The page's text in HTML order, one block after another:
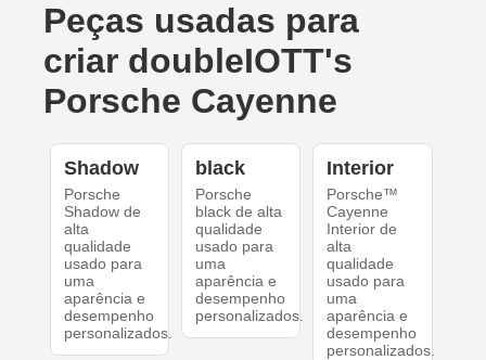
Peças usadas para
criar doubleIOTT's
Porsche Cayenne
Shadow
Porsche
Shadow de
alta
qualidade
usado para
uma
aparência e
desempenho
personalizados.
black
Porsche
black de alta
qualidade
usado para
uma
aparência e
desempenho
personalizados.
Interior
Porsche™
Cayenne
Interior de
alta
qualidade
usado para
uma
aparência e
desempenho
personalizados.